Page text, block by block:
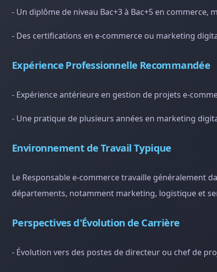
- Un diplôme de niveau Bac+3 à Bac+5 en
- Des certifications en e-commerce ou marketing
Expérience Professionnelle Recommandée
- Expérience antérieure en gestion de projets e-
- Une pratique de plusieurs années en marketing
Environnement de Travail Typique
Le Responsable e-commerce travaille généralement
départements, notamment marketing, logistique et
Perspectives d'Évolution de Carrière
- Évolution vers des postes de directeur ou chef de